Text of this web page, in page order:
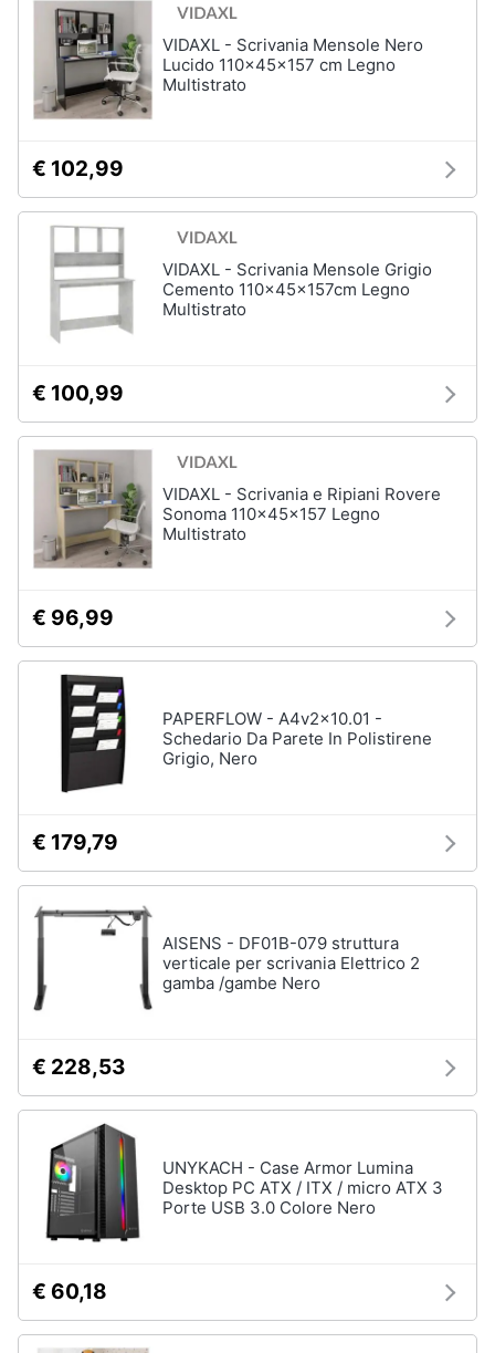
VIDAXL - Scrivania Mensole Nero
Lucido 110x45x157 cm Legno
Multistrato
€ 102,99
VIDAXL - Scrivania Mensole Grigio
Cemento 110x45x157cm Legno
Multistrato
€ 100,99
VIDAXL - Scrivania e Ripiani Rovere
Sonoma 110x45x157 Legno
Multistrato
€ 96,99
PAPERFLOW - A4v2x10.01 -
Schedario Da Parete In Polistirene
Grigio, Nero
€ 179,79
AISENS - DF01B-079 struttura
verticale per scrivania Elettrico 2
gamba /gambe Nero
€ 228,53
UNYKACH - Case Armor Lumina
Desktop PC ATX / ITX / micro ATX 3
Porte USB 3.0 Colore Nero
€ 60,18